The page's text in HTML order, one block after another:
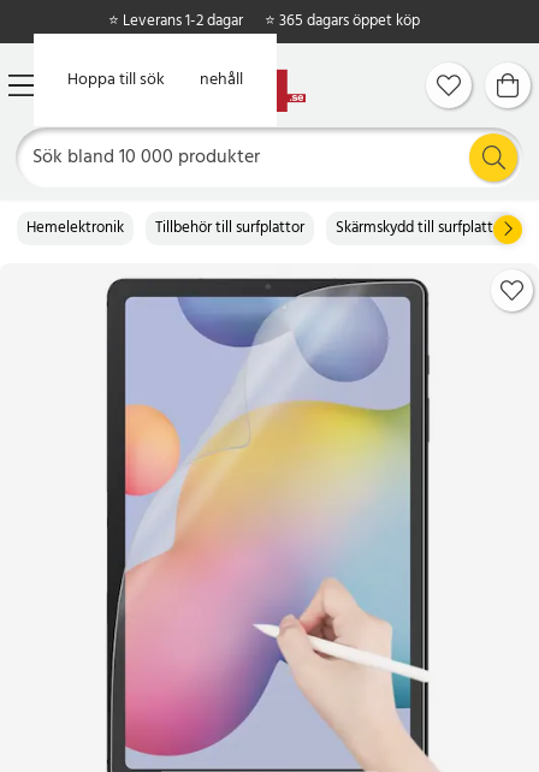
Hoppa till huvudinnehåll
Hoppa till sök
⭐ Leverans 1-2 dagar ⭐ 365 dagars öppet köp
Hemelektronik Tillbehör till surfplattor Skärmskydd till surfplattor